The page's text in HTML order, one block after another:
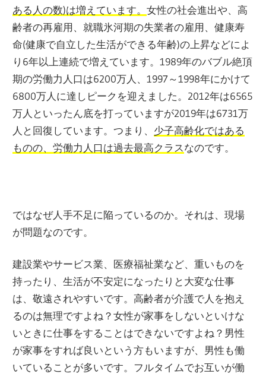
ある人の数)は増えています。女性の社会進出や、高
齢者の再雇用、就職氷河期の失業者の雇用、健康寿
命(健康で自立した生活ができる年齢)の上昇などによ
り6年以上連続で増えています。1989年のバブル絶頂
期の労働力人口は6200万人、1997～1998年にかけて
6800万人に達しピークを迎えました。2012年は6565
万人といったん底を打っていますが2019年は6731万
人と回復しています。つまり、 少子高齢化ではある
ものの、労働力人口は過去最高クラスなのです。
ではなぜ人手不足に陥っているのか。それは、現場
が問題なのです。
建設業やサービス業、医療福祉業など、重いものを
持ったり、生活が不安定になったりと大変な仕事
は、敬遠されやすいです。高齢者が介護で人を抱え
るのは無理ですよね？女性が家事をしないといけな
いときに仕事をすることはできないですよね？男性
が家事をすれば良いという方もいますが、男性も働
いていることが多いです。フルタイムでお互いが働